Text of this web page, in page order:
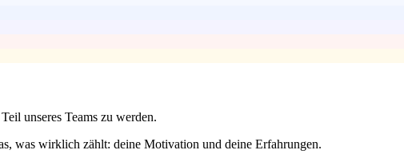
unseres Teams zu werden.
was wirklich zählt: deine Motivation und deine Erfahrungen.